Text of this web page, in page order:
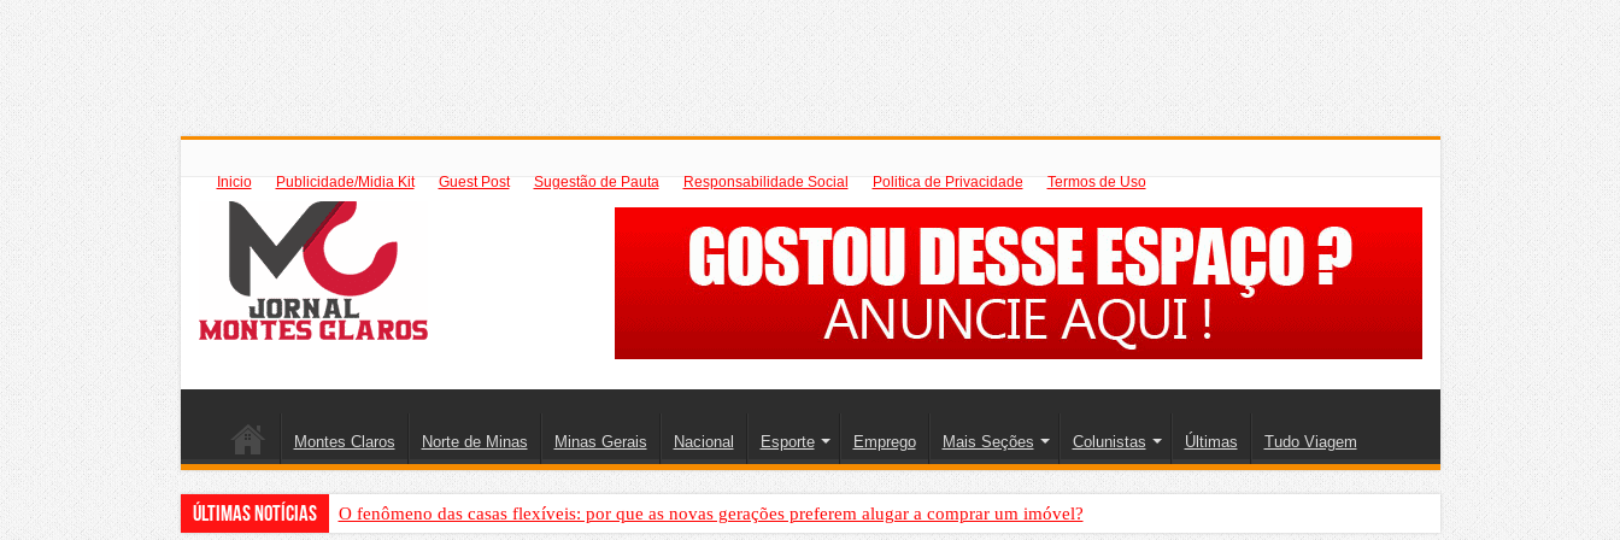
Inicio Publicidade/Midia Kit Guest Post Sugestão de Pauta Responsabilidade Social Politica de Privacidade Termos de Uso
Montes Claros Norte de Minas Minas Gerais Nacional Esporte Emprego Mais Seções Colunistas Últimas Tudo Viagem
Últimas Notícias O fenômeno das casas flexíveis: por que as novas gerações preferem alugar a comprar um imóvel?